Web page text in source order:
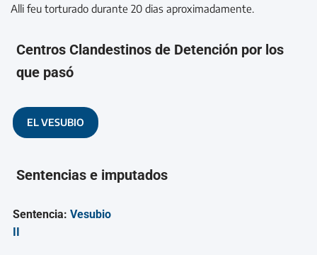
Alli feu torturado durante 20 dias aproximadamente.
Centros Clandestinos de Detención por los
que pasó
EL VESUBIO
Sentencias e imputados
Sentencia:Vesubio
II